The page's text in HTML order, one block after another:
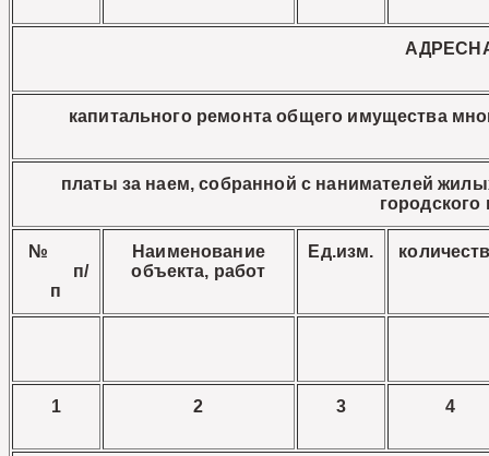
капитального ремонта общего имущества
платы за наем, собранной с нанимателей
городского
№
п/
п
Наименование
объекта, работ
Ед.изм.
1 2 3 4